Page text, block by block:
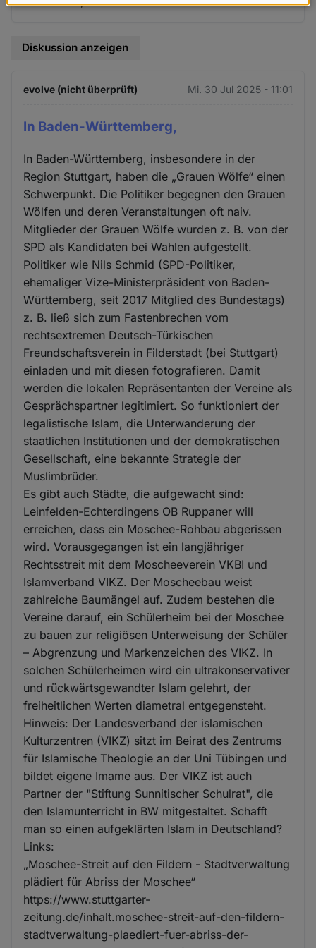
Diskussion anzeigen
evolve (nicht überprüft) Mi. 30 Jul 2025 - 11:01
In Baden-Württemberg,
In Baden-Württemberg, insbesondere in der
Region Stuttgart, haben die „Grauen Wölfe“ einen
Schwerpunkt. Die Politiker begegnen den Grauen
Wölfen und deren Veranstaltungen oft naiv.
Mitglieder der Grauen Wölfe wurden z. B. von der
SPD als Kandidaten bei Wahlen aufgestellt.
Politiker wie Nils Schmid (SPD-Politiker,
ehemaliger Vize-Ministerpräsident von Baden-
Württemberg, seit 2017 Mitglied des Bundestags)
z. B. ließ sich zum Fastenbrechen vom
rechtsextremen Deutsch-Türkischen
Freundschaftsverein in Filderstadt (bei Stuttgart)
einladen und mit diesen fotografieren. Damit
werden die lokalen Repräsentanten der Vereine als
Gesprächspartner legitimiert. So funktioniert der
legalistische Islam, die Unterwanderung der
staatlichen Institutionen und der demokratischen
Gesellschaft, eine bekannte Strategie der
Muslimbrüder.
Es gibt auch Städte, die aufgewacht sind:
Leinfelden-Echterdingens OB Ruppaner will
erreichen, dass ein Moschee-Rohbau abgerissen
wird. Vorausgegangen ist ein langjähriger
Rechtsstreit mit dem Moscheeverein VKBI und
Islamverband VIKZ. Der Moscheebau weist
zahlreiche Baumängel auf. Zudem bestehen die
Vereine darauf, ein Schülerheim bei der Moschee
zu bauen zur religiösen Unterweisung der Schüler
– Abgrenzung und Markenzeichen des VIKZ. In
solchen Schülerheimen wird ein ultrakonservativer
und rückwärtsgewandter Islam gelehrt, der
freiheitlichen Werten diametral entgegensteht.
Hinweis: Der Landesverband der islamischen
Kulturzentren (VIKZ) sitzt im Beirat des Zentrums
für Islamische Theologie an der Uni Tübingen und
bildet eigene Imame aus. Der VIKZ ist auch
Partner der "Stiftung Sunnitischer Schulrat", die
den Islamunterricht in BW mitgestaltet. Schafft
man so einen aufgeklärten Islam in Deutschland?
Links:
„Moschee-Streit auf den Fildern - Stadtverwaltung
plädiert für Abriss der Moschee“
https://www.stuttgarter-
zeitung.de/inhalt.moschee-streit-auf-den-fildern-
stadtverwaltung-plaediert-fuer-abriss-der-
Daten
Cookies